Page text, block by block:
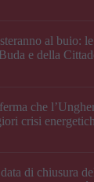
al buio:
e della
che
crisi
di chiusura